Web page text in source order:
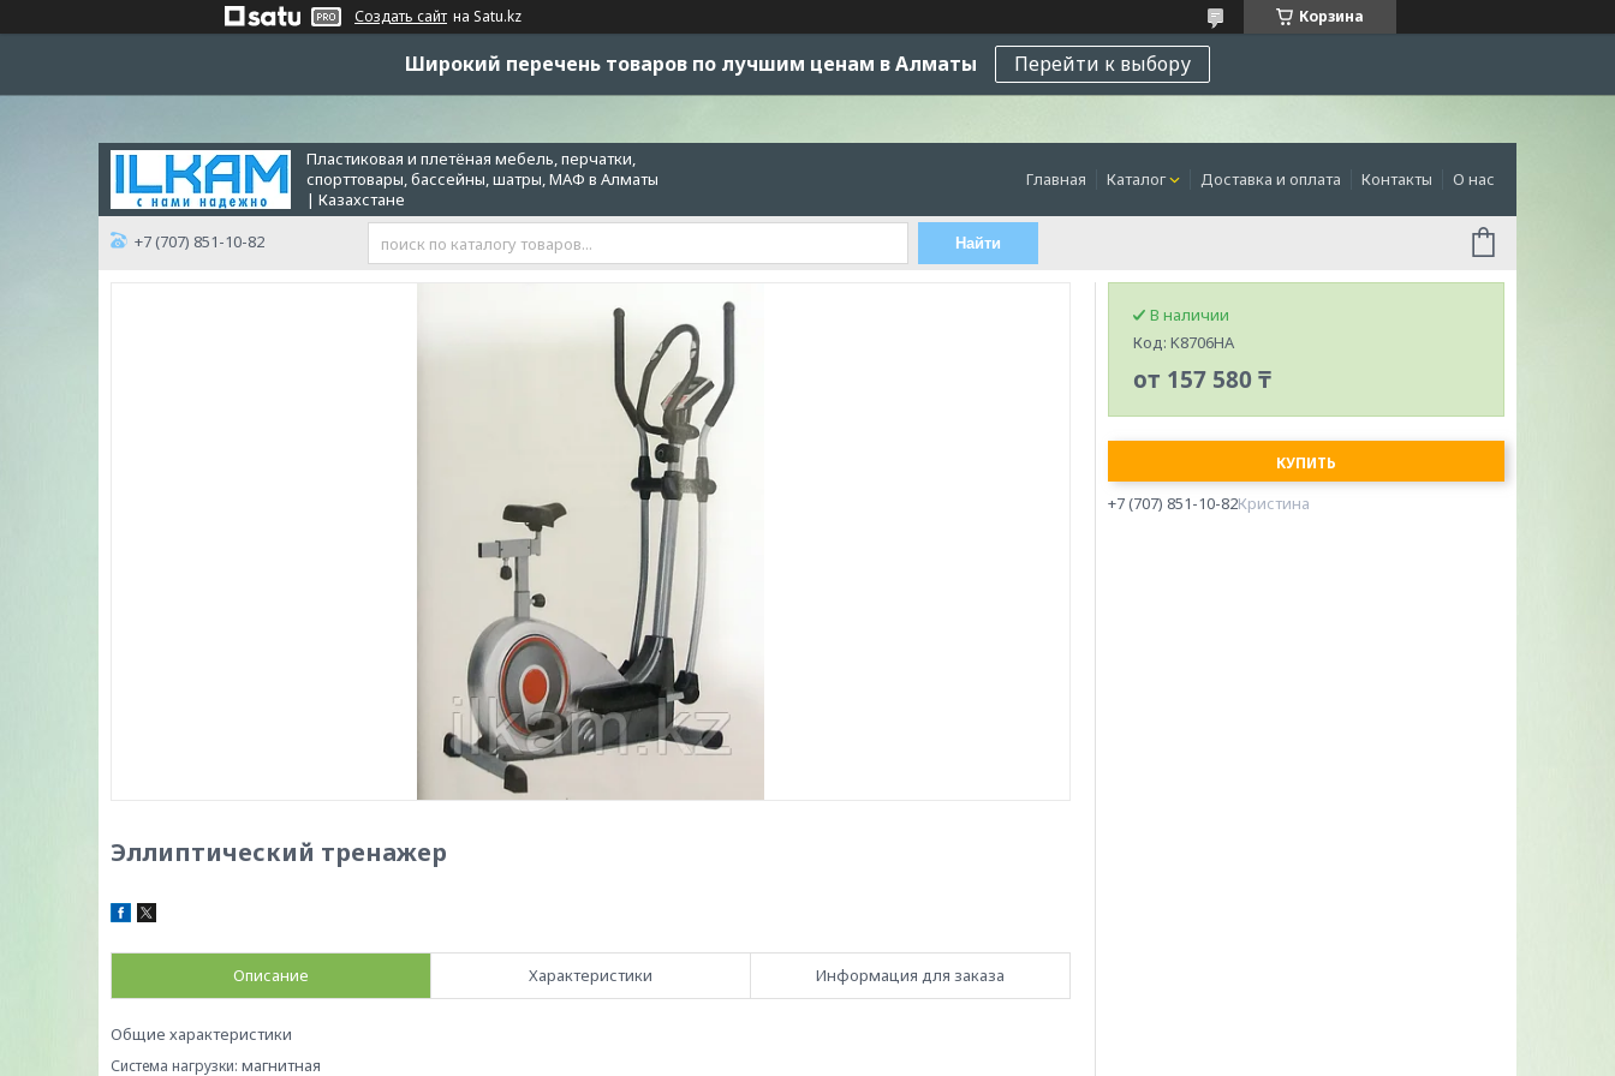
Создать сайт на Satu.kz Корзина
Широкий перечень товаров по лучшим ценам в Алматы Перейти к выбору
Пластиковая и плетёная мебель, перчатки,
спорттовары, бассейны, шатры, МАФ в Алматы
| Казахстане
Главная Каталог Доставка и оплата Контакты О нас
+7 (707) 851-10-82 Найти
Эллиптический тренажер
Описание Характеристики Информация для заказа
Общие характеристики
Система нагрузки: магнитная
В наличии
Код: K8706HA
от 157 580 ₸
КУПИТЬ
+7 (707) 851-10-82Кристина